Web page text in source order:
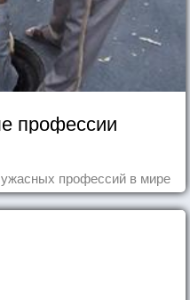
профессии
профессий в мире